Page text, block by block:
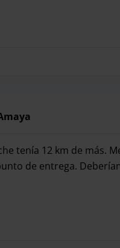
tenía 12 km de más.
de entrega.